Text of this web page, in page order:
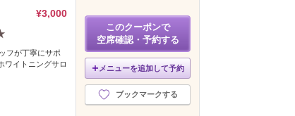
¥3,000
フが丁寧にサポ
ワイトニングサロ
このクーポンで
空席確認・予約する
メニューを追加して予約
ブックマークする